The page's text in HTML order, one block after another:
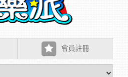
會員註冊